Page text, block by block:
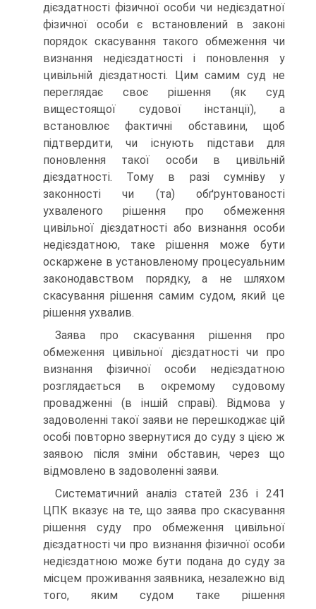
дієздатності фізичної особи чи недієздатної
фізичної особи є встановлений в законі
порядок скасування такого обмеження чи
визнання недієздатності і поновлення у
цивільній дієздатності. Цим самим суд не
переглядає своє рішення (як суд
вищестоящої судової інстанції), а
встановлює фактичні обставини, щоб
підтвердити, чи існують підстави для
поновлення такої особи в цивільній
дієздатності. Тому в разі сумніву у
законності чи (та) обґрунтованості
ухваленого рішення про обмеження
цивільної дієздатності або визнання особи
недієздатною, таке рішення може бути
оскаржене в установленому процесуальним
законодавством порядку, а не шляхом
скасування рішення самим судом, який це
рішення ухвалив.
Заява про скасування рішення про
обмеження цивільної дієздатності чи про
визнання фізичної особи недієздатною
розглядається в окремому судовому
провадженні (в іншій справі). Відмова у
задоволенні такої заяви не перешкоджає цій
особі повторно звернутися до суду з цією ж
заявою після зміни обставин, через що
відмовлено в задоволенні заяви.
Систематичний аналіз статей 236 і 241
ЦПК вказує на те, що заява про скасування
рішення суду про обмеження цивільної
дієздатності чи про визнання фізичної особи
недієздатною може бути подана до суду за
місцем проживання заявника, незалежно від
того, яким судом таке рішення